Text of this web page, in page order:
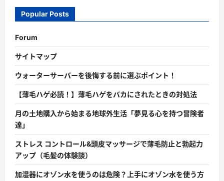
Popular Posts
Forum
サイトマップ
ウォーターサーバーを後悔する前に選ぶポイント！
【薄毛ハゲ必読！】薄毛ハゲをバカにされたときの対処法
月の土地購入から始まる地球外生活「夢見る心を持つ冒険者
達」
ストレス コントロール&頭皮マッサージで薄毛防止と勃起力
アップ（毛髪の体験談）
加湿器にオゾン水を使うのは危険？上手にオゾン水を使う方